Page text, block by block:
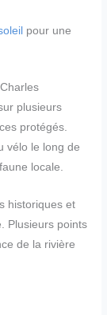
pour une
plusieurs
protégés.
vélo le long de
locale.
historiques et
Plusieurs points
de la rivière